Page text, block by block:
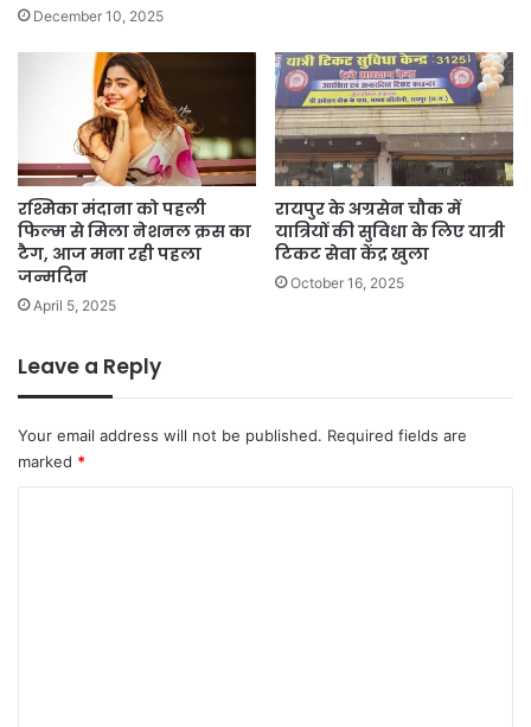
December 10, 2025
रश्मिका मंदाना को पहली
फिल्म से मिला नेशनल क्रस का
टैग, आज मना रही पहला
जन्मदिन
April 5, 2025
रायपुर के अग्रसेन चौक में
यात्रियों की सुविधा के लिए यात्री
टिकट सेवा केंद्र खुला
October 16, 2025
Leave a Reply
Your email address will not be published. Required fields are
marked *